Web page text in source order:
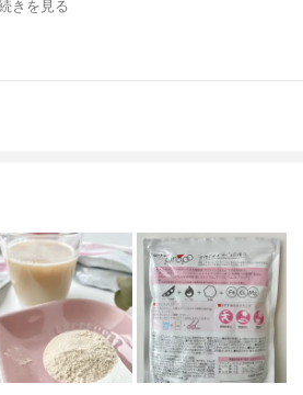
きを見る